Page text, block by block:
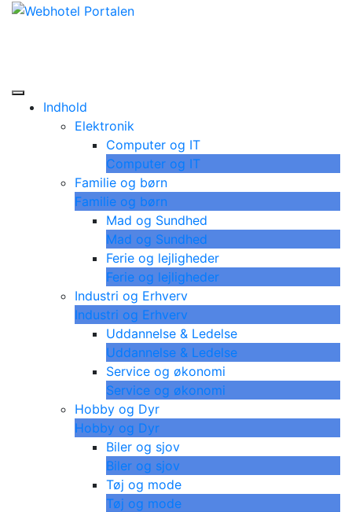
Skip
Indhold
Elektronik
Computer og IT
Computer og IT
Familie og børn
Familie og børn
Mad og Sundhed
Mad og Sundhed
Ferie og lejligheder
Ferie og lejligheder
Industri og Erhverv
Industri og Erhverv
Uddannelse & Ledelse
Uddannelse & Ledelse
Service og økonomi
Service og økonomi
Hobby og Dyr
Hobby og Dyr
Biler og sjov
Biler og sjov
Tøj og mode
Tøj og mode